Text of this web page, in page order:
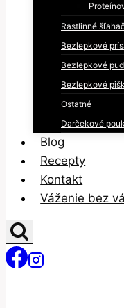
Rastlinné
Bezlepkové
Bezlepkové
Bezlepkové
Ostatné
Darčekové
Blog
Recepty
Kontakt
Váženie bez